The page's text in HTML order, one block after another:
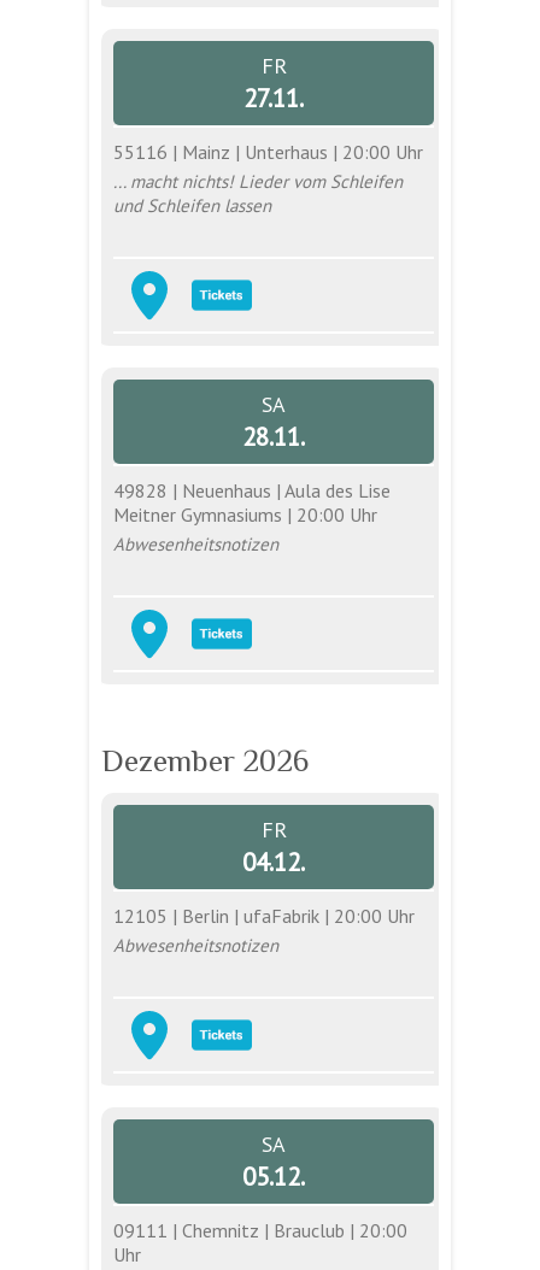
FR
27.11.
55116 | Mainz | Unterhaus | 20:00 Uhr
... macht nichts! Lieder vom Schleifen
und Schleifen lassen
SA
28.11.
49828 | Neuenhaus | Aula des Lise
Meitner Gymnasiums | 20:00 Uhr
Abwesenheitsnotizen
Dezember 2026
FR
04.12.
12105 | Berlin | ufaFabrik | 20:00 Uhr
Abwesenheitsnotizen
SA
05.12.
09111 | Chemnitz | Brauclub | 20:00
Uhr